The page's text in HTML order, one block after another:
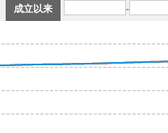
成立以来 -